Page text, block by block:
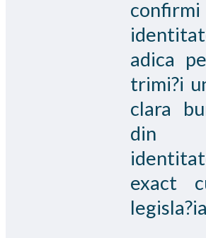
confirmi
adica
trimi?i
clara
din
exact